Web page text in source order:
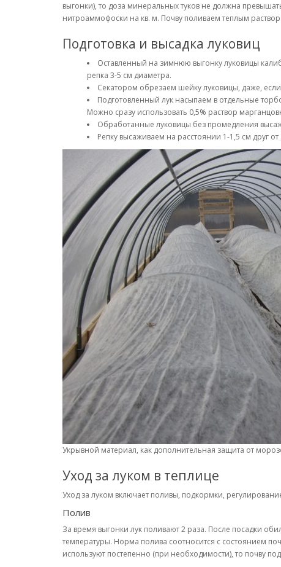
выгонки), то доза минеральных туков не должна
нитроаммофоски на кв. м. Почву поливаем теплым
Подготовка и высадка луковиц
Оставленный на зимнюю выгонку луковицы
репка 3-5 см диаметра.
Секатором обрезаем шейку луковицы, даже,
Подготовленный лук насыпаем в отдельные
Можно сразу использовать 0,5% раствор
Обработанные луковицы без промедления
Репку высаживаем на расстоянии 1-1,5 см друг
Укрывной материал, как дополнительная защита от
Уход за луком в теплице
Уход за луком включает поливы, подкормки,
Полив
За время выгонки лук поливают 2 раза. После посадки
температуры. Норма полива соотносится с состоянием
используют постепенно (при необходимости), то почву